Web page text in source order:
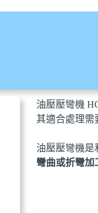
油壓壓彎機
其適合處理需
油壓壓彎機是
彎曲或折彎加